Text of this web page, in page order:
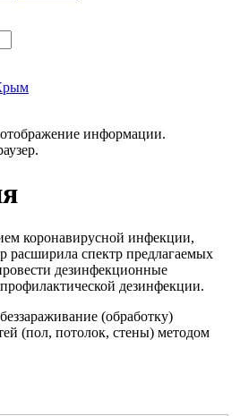
информации.
коронавирусной инфекции,
расширила спектр предлагаемых
дезинфекционные
дезинфекции.
(обработку)
(пол, потолок, стены) методом